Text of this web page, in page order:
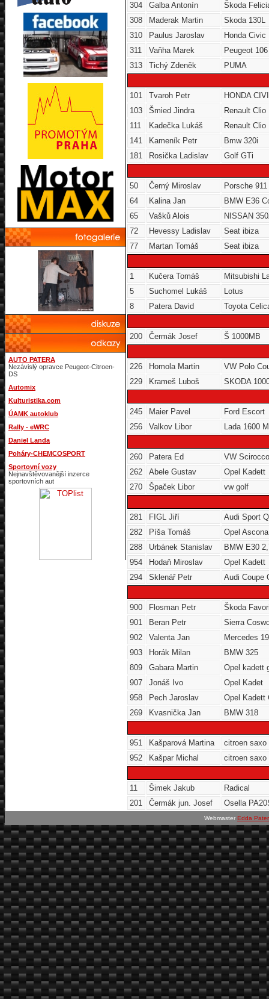
AUTO PATERA
Nezávislý opravce Peugeot-Citroen-
DS
Automix
Kulturistika.com
ÚAMK autoklub
Rally - eWRC
Daniel Landa
Poháry-CHEMCOSPORT
Sportovní vozy
Nejnavštěvovanější inzerce
sportovních aut
304
Galba Antonín
Škoda
308
Maderak Martin
Skoda 130L
310
Paulus Jaroslav
Honda Civic
311
Vaňha Marek
Peugeot 106
313
Tichý Zdeněk PUMA
101 Tvaroh Petr
HONDA
103
Šmied Jindra
Renault Clio
111
Kadečka Lukáš
Renault Clio
141
Kameník Petr
Bmw 320i
181
Rosička Ladislav Golf GTi
50 Černý Miroslav
Porsche
64
Kalina Jan
BMW E36
65
Vašků Alois
NISSAN
72
Hevessy Ladislav
Seat ibiza
77
Martan Tomáš Seat ibiza
1 Kučera Tomáš
Mitsubishi
5
Suchomel Lukáš
Lotus
8
Patera David Toyota
200 Čermák Josef Š 1000MB
226 Homola Martin
VW Polo
229
Krameš Luboš SKODA
245 Maier Pavel
Ford Escort
256
Valkov Libor Lada 1600
260 Patera Ed
VW Scirocco
262
Abele Gustav
Opel Kadett
270
Špaček Libor vw golf
281 FIGL Jiří
Audi Sport
282
Píša Tomáš
Opel Ascona
288
Urbánek Stanislav
BMW E30
954
Hodaň Miroslav
Opel Kadett
294
Sklenář Petr Audi Coupe
900 Flosman Petr
Škoda
901
Beran Petr
Sierra
902
Valenta Jan
Mercedes
903
Horák Milan
BMW 325
809
Gabara Martin
Opel kadett
907
Jonáš Ivo
Opel Kadet
958
Pech Jaroslav
Opel Kadett
269
Kvasnička Jan BMW 318
951 Kašparová Martina
citroen saxo
952
Kašpar Michal citroen saxo
11 Šimek Jakub
Radical
201
Čermák jun. Josef Osella
Webmaster Edda